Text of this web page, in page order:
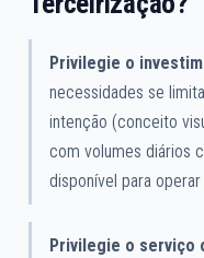
Privilegie o
necessidades se
intenção (conceito
com volumes diários
disponível para
Privilegie o serviço